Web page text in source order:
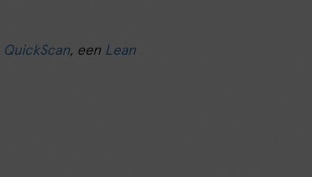
QuickScan, een Lean